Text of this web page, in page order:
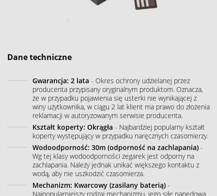
Dane techniczne
Gwarancja: 2 lata - Okres ochrony udzielanej przez
producenta przypisany oryginalnym produktom. Oznacza,
że w przypadku pojawienia się usterki nie wynikającej z
winy użytkownika, w ciągu 2 lat klient ma prawo do złożenia
reklamacji w autoryzowanym serwisie producenta.
Kształt koperty: Okrągła - Najbardziej popularny kształt
koperty występujący w przypadku naręcznych czasomierzy.
Wodoodporność: 30m (odporność na zachlapania) -
Wg tej klasy wodoodporności zegarek jest odporny na
zachlapania. Należy jednak unikać większego kontaktu z
wodą, aby nie uszkodzić czasomierza.
Mechanizm: Kwarcowy (zasilany baterią) -
Najpopularniejszy rodzaj mechanizmu, jego siłę napędową